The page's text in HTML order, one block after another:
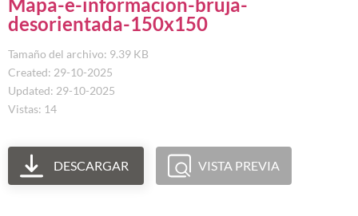
desorientada-150x150
Tamaño del archivo: 9.39 KB
Created: 29-10-2025
Updated: 29-10-2025
Vistas: 14
DESCARGAR VISTA PREVIA